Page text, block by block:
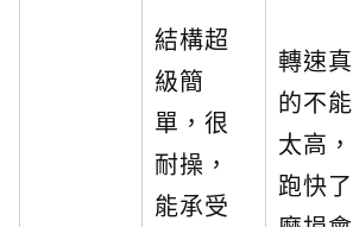
結構超
級簡
單，很
耐操，
能承受
轉速真
的不能
太高，
跑快了